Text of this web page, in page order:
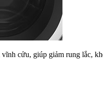
cửu, giúp giảm rung lắc,